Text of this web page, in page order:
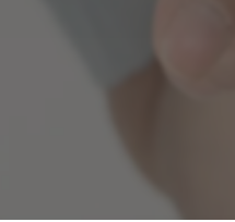
虫歯